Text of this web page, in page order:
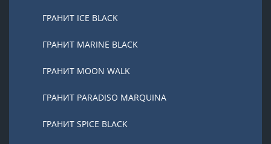
ГРАНИТ ICE BLACK
ГРАНИТ MARINE BLACK
ГРАНИТ MOON WALK
ГРАНИТ PARADISO MARQUINA
ГРАНИТ SPICE BLACK